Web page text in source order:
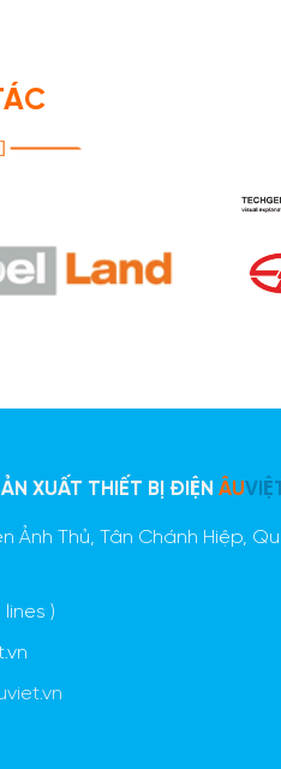
XUẤT THIẾT BỊ ĐIỆN ÂU
Ảnh Thủ, Tân Chánh Hiệp,
)